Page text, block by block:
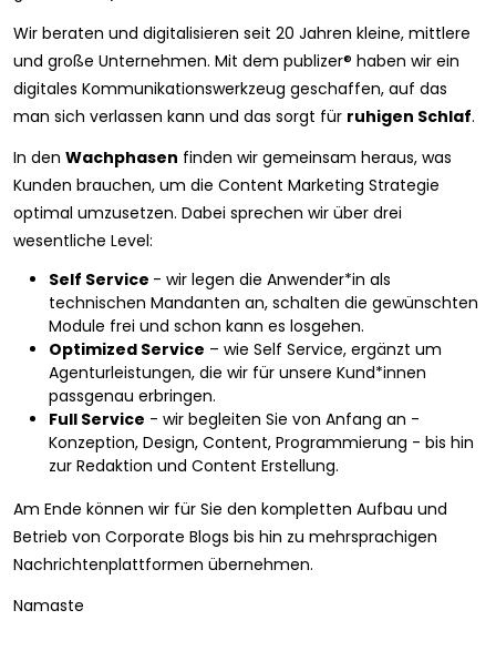
Wir beraten und digitalisieren seit 20 Jahren kleine, mittlere
und große Unternehmen. Mit dem publizer® haben wir ein
digitales Kommunikationswerkzeug geschaffen, auf das
man sich verlassen kann und das sorgt für ruhigen Schlaf.
In den Wachphasen finden wir gemeinsam heraus, was
Kunden brauchen, um die Content Marketing Strategie
optimal umzusetzen. Dabei sprechen wir über drei
wesentliche Level:
Self Service - wir legen die Anwender*in als
technischen Mandanten an, schalten die gewünschten
Module frei und schon kann es losgehen.
Optimized Service – wie Self Service, ergänzt um
Agenturleistungen, die wir für unsere Kund*innen
passgenau erbringen.
Full Service - wir begleiten Sie von Anfang an -
Konzeption, Design, Content, Programmierung - bis hin
zur Redaktion und Content Erstellung.
Am Ende können wir für Sie den kompletten Aufbau und
Betrieb von Corporate Blogs bis hin zu mehrsprachigen
Nachrichtenplattformen übernehmen.
Namaste